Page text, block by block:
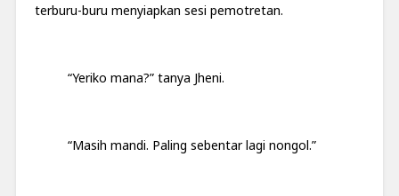
terburu-buru menyiapkan sesi pemotretan.
“Yeriko mana?” tanya Jheni.
“Masih mandi. Paling sebentar lagi nongol.”